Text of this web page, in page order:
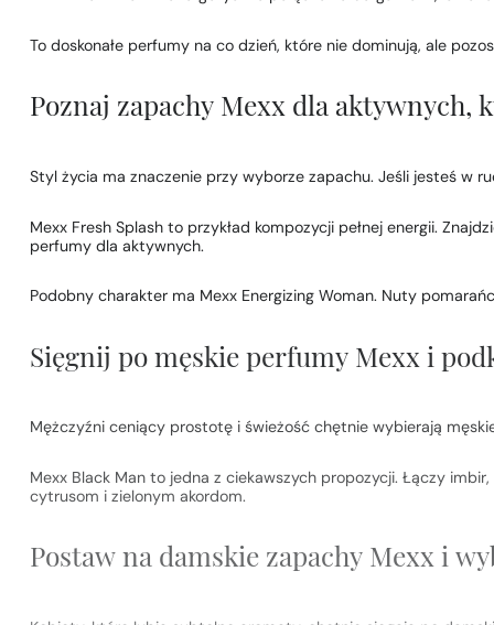
To doskonałe perfumy na co dzień, które nie dominują, ale
Poznaj zapachy Mexx dla
Styl życia ma znaczenie przy wyborze zapachu. Jeśli jesteś w
Mexx Fresh Splash to przykład kompozycji pełnej energii.
perfumy dla aktywnych.
Podobny charakter ma Mexx Energizing Woman. Nuty
Sięgnij po męskie perfumy Mexx i
Mężczyźni ceniący prostotę i świeżość chętnie wybierają
Mexx Black Man to jedna z ciekawszych propozycji. Łączy
cytrusom i zielonym akordom.
Postaw na damskie zapachy Mexx i